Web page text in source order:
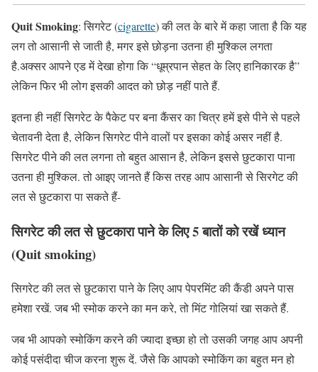
Quit Smoking: सिगरेट (cigarette) की लत के बारे में कहा जाता है कि यह
लग तो आसानी से जाती है, मगर इसे छोड़ना उतना ही मुश्किल लगता
है.अक्सर आपने एड में देखा होगा कि “धूम्रपान सेहत के लिए हानिकारक है”
लेकिन फिर भी लोग इसकी आदत को छोड़ नहीं पाते हैं.
इतना ही नहीं सिगरेट के पैकेट पर बना कैंसर का चित्र हमें इसे पीने से पहले
चेतावनी देता है, लेकिन सिगरेट पीने वालों पर इसका कोई असर नहीं है.
सिगरेट पीने की लत लगना तो बहुत आसान है, लेकिन इससे छुटकारा पाना
उतना ही मुश्किल. तो आइए जानते हैं किस तरह आप आसानी से सिरगेट की
लत से छुटकारा पा सकते हैं-
सिगरेट की लत से छुटकारा पाने के लिए 5 बातों को रखें ध्यान
(Quit smoking)
सिगरेट की लत से छुटकारा पाने के लिए आप पेपरमिंट की कैंडी अपने पास
हमेशा रखें. जब भी स्मोक करने का मन करे, तो मिंट गोलियां खा सकते हैं.
जब भी आपको स्मोकिंग करने की ज्यादा इच्छा हो तो उसकी जगह आप अपनी
कोई पसंदीदा चीज करना शुरू दें. जैसे कि आपको स्मोकिंग का बहुत मन हो